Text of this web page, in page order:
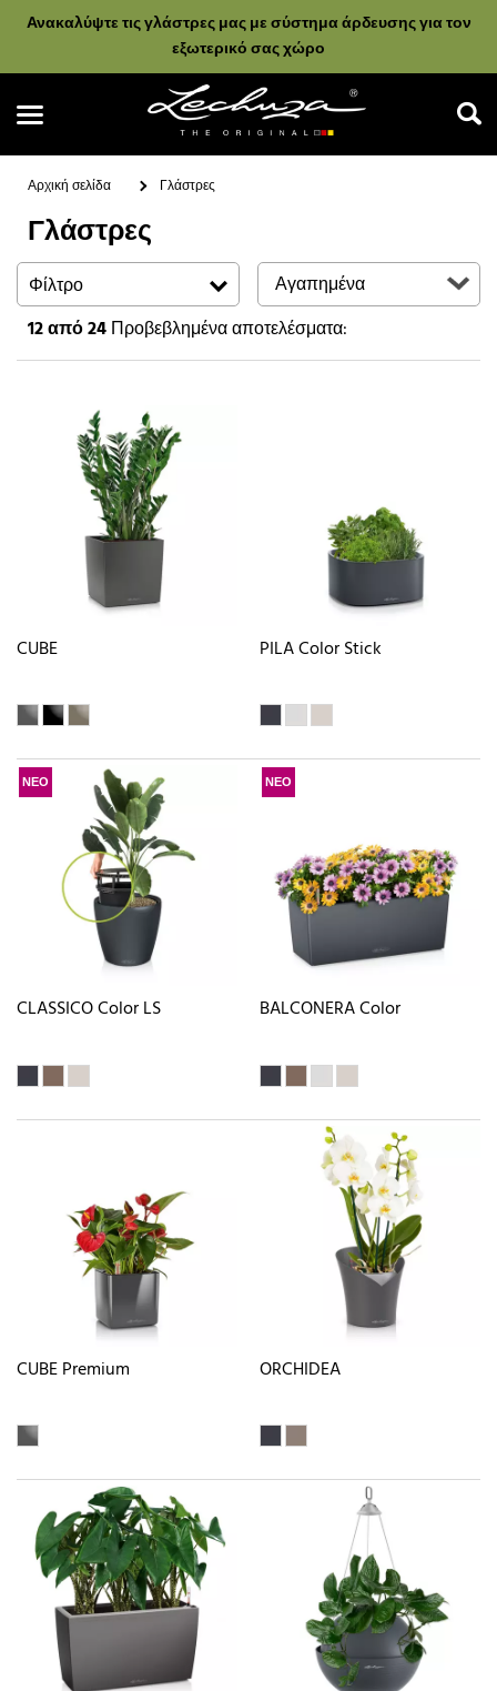
Ανακαλύψτε τις γλάστρες μας με σύστημα άρδευσης για τον
εξωτερικό σας χώρο
Αναζήτηση
Αρχική σελίδα Γλάστρες
Γλάστρες
Φίλτρο
12από 24Προβεβλημένα αποτελέσματα:
CUBE PILA Color Stick
ΝΕΟ
CLASSICO Color LS
ΝΕΟ
BALCONERA Color
CUBE Premium ORCHIDEA